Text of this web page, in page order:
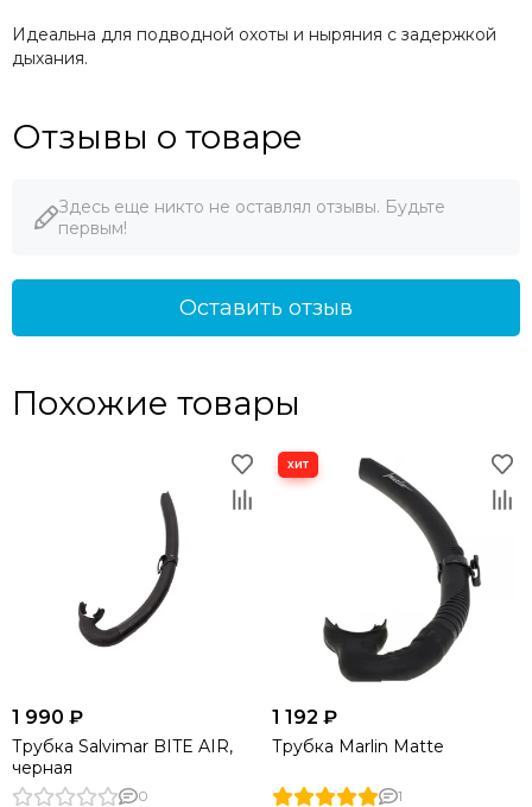
Идеальна для подводной охоты и ныряния с задержкой
дыхания.
Отзывы о товаре
Здесь еще никто не оставлял отзывы. Будьте
первым!
Оставить отзыв
Похожие товары
1 990 ₽
Трубка Salvimar BITE AIR,
черная
0
1 192 ₽
Трубка Marlin Matte
1